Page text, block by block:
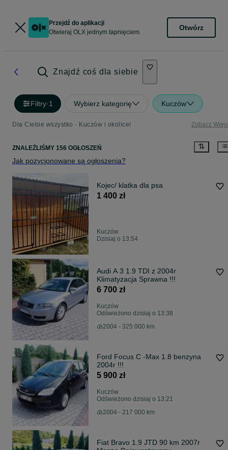
Przejdź do aplikacji
Otwieraj OLX jednym tapnięciem
Otwórz
Znajdź coś dla siebie
Filtry·1 Wybierz kategorię Kuczów
Dla Ciebie wszystko - Kuczów i okolice! Zobacz
ZNALEŹLIŚMY 156 OGŁOSZEŃ
Jak pozycjonowane są ogłoszenia?
Kojec/ klatka dla psa
1 400 zł
Kuczów
Dzisiaj o 13:54
Audi A 3 1.9 TDI z 2004r
Klimatyzacja Sprawna !!!
6 700 zł
Kuczów
Odświeżono dzisiaj o 13:38
2004 - 325 000 km
Ford Focus C -Max 1.8 benzyna
2004r !!!
5 900 zł
Kuczów
Odświeżono dzisiaj o 13:21
2004 - 217 000 km
Fiat Bravo 1.9 JTD 90 km 2007r